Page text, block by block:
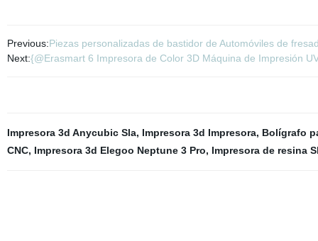
Previous:Piezas personalizadas de bastidor de Automóviles de
Next:{@Erasmart 6 Impresora de Color 3D Máquina de Impresión
Impresora 3d Anycubic Sla, Impresora 3d Impresora, Bolígrafo
CNC, Impresora 3d Elegoo Neptune 3 Pro, Impresora de resina